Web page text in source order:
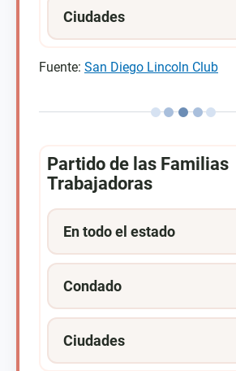
Ciudades
Fuente: San Diego Lincoln Club
Partido de las Familias
Trabajadoras
En todo el estado
Condado
Ciudades